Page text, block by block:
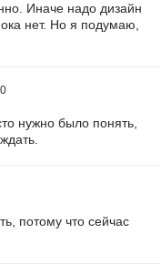
Иначе надо дизайн
нет. Но я подумаю,
нужно было понять,
потому что сейчас